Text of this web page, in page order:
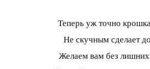
Теперь уж точно
Не скучным сделает
Желаем вам без лишних